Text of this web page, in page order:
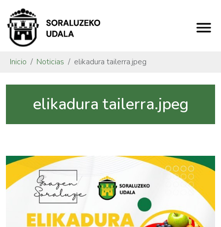
Inicio Noticias elikadura tailerra.jpeg
elikadura tailerra.jpeg